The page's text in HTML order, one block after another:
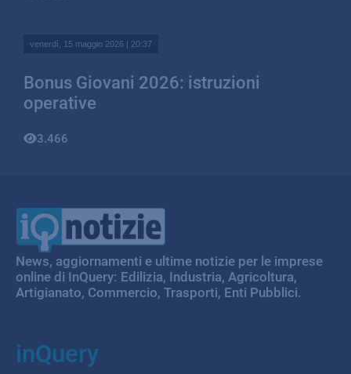
venerdì, 15 maggio 2026 | 20:37
Bonus Giovani 2026: istruzioni
operative
3.466
IQ Notizie
News, aggiornamenti e ultime notizie per le imprese
online di InQuery: Edilizia, Industria, Agricoltura,
Artigianato, Commercio, Trasporti, Enti Pubblici.
inQuery